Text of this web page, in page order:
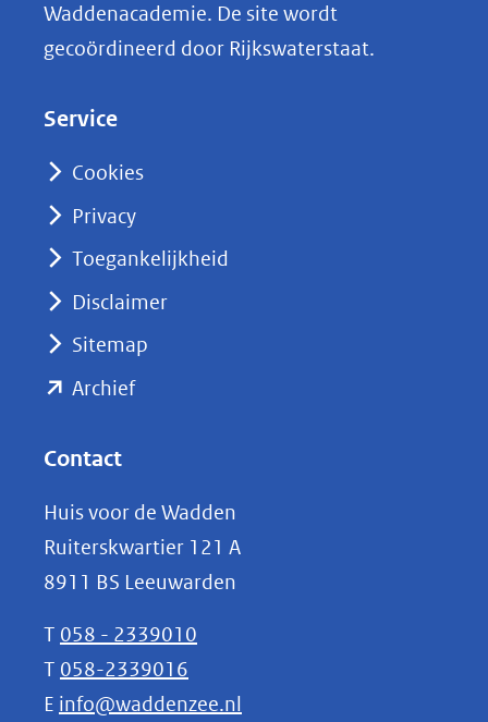
k
e
nieuw
naar
Waddenacademie. De site wordt
gecoördineerd door Rijkswaterstaat.
Service
Cookies
Privacy
Toegankelijkheid
Disclaimer
Sitemap
Archief(opent
(verwijst
naar
een
andere
website)
Contact
Huis voor de Wadden
Ruiterskwartier 121 A
8911 BS Leeuwarden
T 058 - 2339010
T 058-2339016
E info@waddenzee.nl